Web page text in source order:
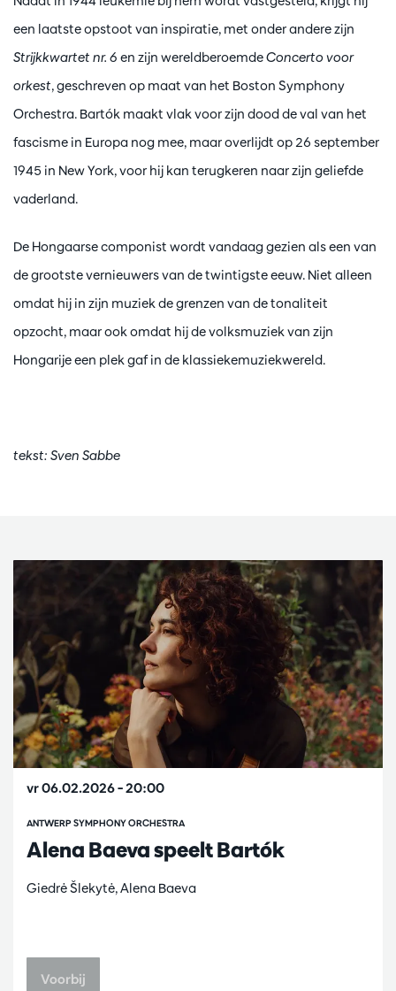
een laatste opstoot van inspiratie, met onder andere zijn
Strijkkwartet nr. 6 en zijn wereldberoemdeConcerto voor
orkest, geschreven op maat van het Boston Symphony
Orchestra. Bartók maakt vlak voor zijn dood de val van het
fascisme in Europa nog mee, maar overlijdt op 26 september
1945 in New York, voor hij kan terugkeren naar zijn geliefde
vaderland.
De Hongaarse componist wordt vandaag gezien als een van
de grootste vernieuwers van de twintigste eeuw. Niet alleen
omdat hij in zijn muziek de grenzen van de tonaliteit
opzocht, maar ook omdat hij de volksmuziek van zijn
Hongarije een plek gaf in de klassiekemuziekwereld.
tekst: Sven Sabbe
Alena Baeva speelt Bartók
Giedrė Šlekytė, Alena Baeva
ANTWERP SYMPHONY ORCHESTRA
vr 06.02.2026– 20:00
Voorbij